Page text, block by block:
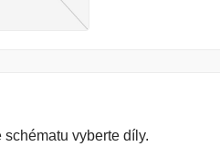
vyberte díly.